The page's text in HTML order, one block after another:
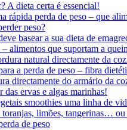
A dieta certa é essencial!
rápida perda de peso – que
peso?
basear a sua dieta de
alimentos que suportam a
natural directamente da
a perda de peso – fibra
directamente do armário da
ervas e algas marinhas!
smoothies uma linha de
toranjas, limões, tangerinas… ou
de peso